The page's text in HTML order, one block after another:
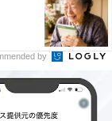
す。6月27日
たが、6月28日
ります。今ま
かり失効しな
by